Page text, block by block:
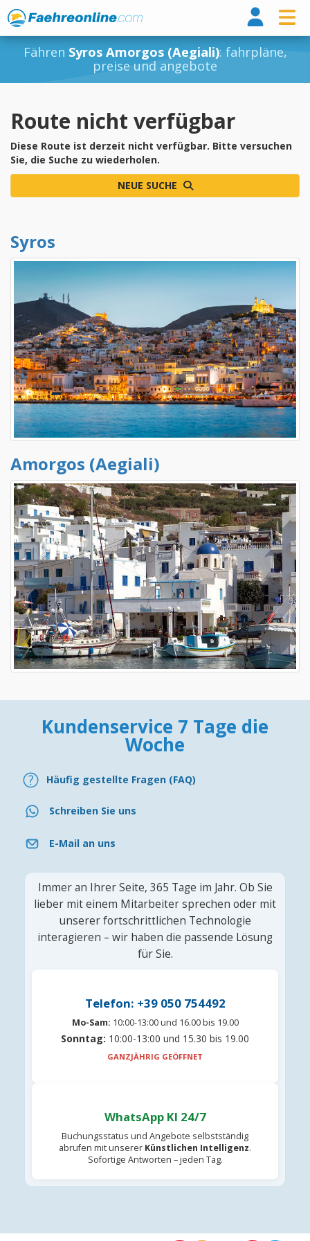
Fähren Syros Amorgos (Aegiali): fahrpläne,
preise und angebote
Route nicht verfügbar
Diese Route ist derzeit nicht verfügbar. Bitte versuchen
Sie, die Suche zu wiederholen.
NEUE SUCHE
Syros
Amorgos (Aegiali)
Kundenservice 7 Tage die
Woche
Häufig gestellte Fragen (FAQ)
Schreiben Sie uns
E-Mail an uns
Immer an Ihrer Seite, 365 Tage im Jahr. Ob Sie
lieber mit einem Mitarbeiter sprechen oder mit
unserer fortschrittlichen Technologie
interagieren – wir haben die passende Lösung
für Sie.
Telefon: +39 050 754492
Mo-Sam: 10:00-13:00 und 16.00 bis 19.00
Sonntag: 10:00-13:00 und 15.30 bis 19.00
GANZJÄHRIG GEÖFFNET
WhatsApp KI 24/7
Buchungsstatus und Angebote selbstständig
abrufen mit unserer Künstlichen Intelligenz.
Sofortige Antworten – jeden Tag.